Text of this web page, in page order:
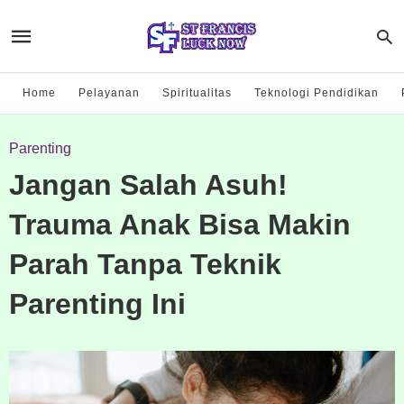
Home Pelayanan Spiritualitas Teknologi Pendidikan
Parenting
Jangan Salah Asuh!
Trauma Anak Bisa Makin
Parah Tanpa Teknik
Parenting Ini